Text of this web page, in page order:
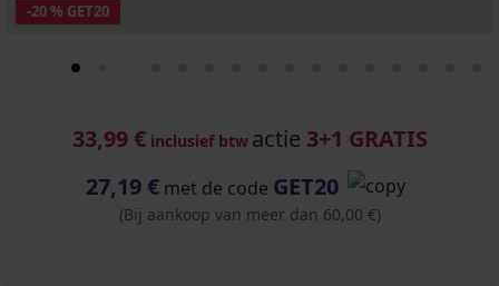
-20 % GET20
33,99 € inclusief btw actie 3+1 GRATIS
27,19 €met de code GET20
(Bij aankoop van meer dan 60,00 €)